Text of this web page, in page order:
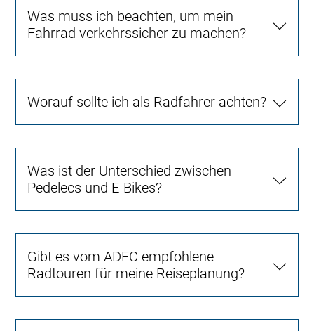
Was muss ich beachten, um mein
Fahrrad verkehrssicher zu machen?
Worauf sollte ich als Radfahrer achten?
Was ist der Unterschied zwischen
Pedelecs und E-Bikes?
Gibt es vom ADFC empfohlene
Radtouren für meine Reiseplanung?